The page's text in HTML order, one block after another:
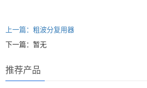
上一篇：粗波分复用器
下一篇：暂无
推荐产品